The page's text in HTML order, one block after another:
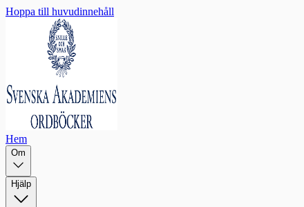
Hoppa till huvudinnehåll
Hem
Om
Hjälp